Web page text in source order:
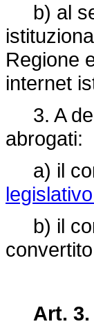
b) al
Regione
internet
3. A
abrogati:
a) il
b) il
Art. 3.